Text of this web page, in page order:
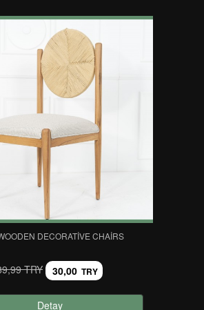
DECORATIVE CHAIRS
TRY 30,00 TRY
Detay